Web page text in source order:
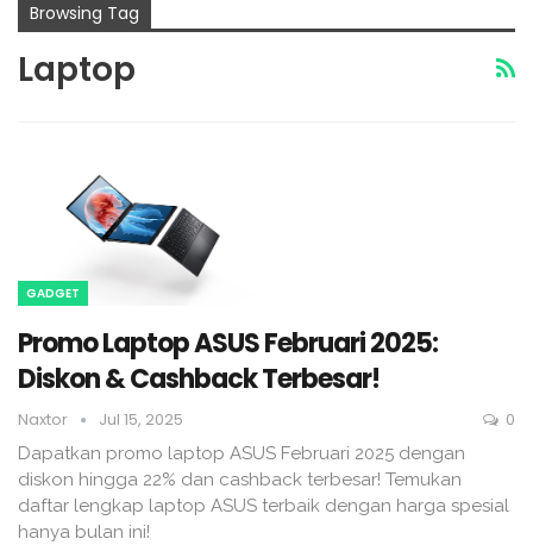
Browsing Tag
Laptop
GADGET
Promo Laptop ASUS Februari 2025:
Diskon & Cashback Terbesar!
Naxtor Jul 15, 2025 0
Dapatkan promo laptop ASUS Februari 2025 dengan
diskon hingga 22% dan cashback terbesar! Temukan
daftar lengkap laptop ASUS terbaik dengan harga spesial
hanya bulan ini!